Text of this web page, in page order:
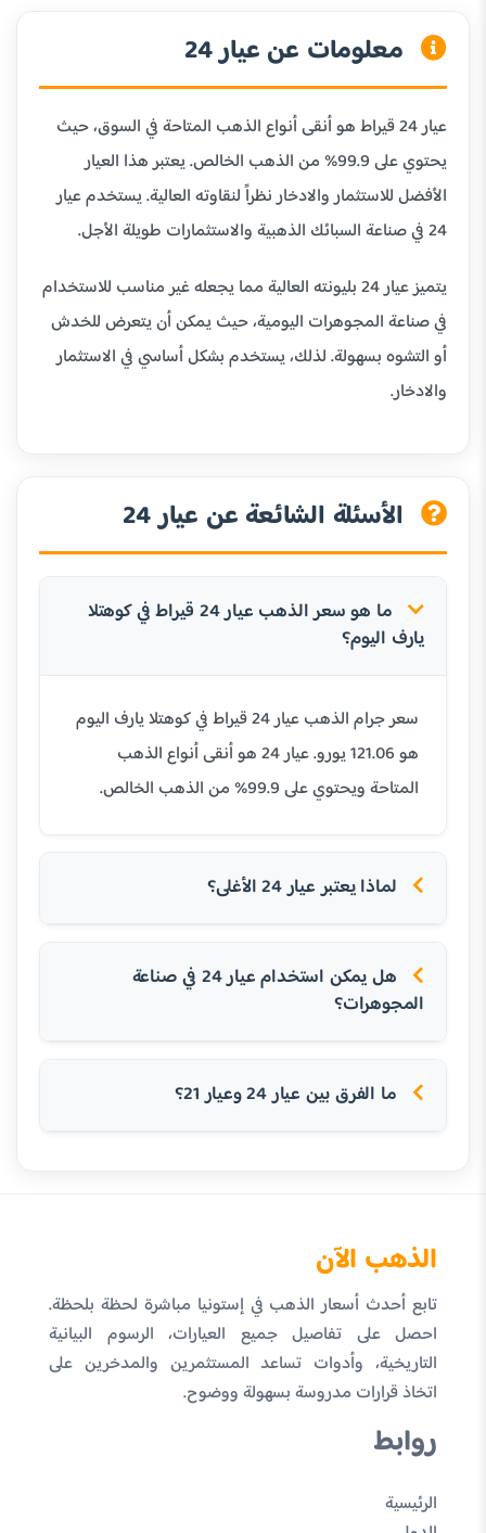
معلومات عن عيار 24
عيار 24 قيراط هو أنقى أنواع الذهب المتاحة في السوق، حيث
يحتوي على 99.9% من الذهب الخالص. يعتبر هذا العيار
الأفضل للاستثمار والادخار نظراً لنقاوته العالية. يستخدم عيار
24 في صناعة السبائك الذهبية والاستثمارات طويلة الأجل.
يتميز عيار 24 بليونته العالية مما يجعله غير مناسب للاستخدام
في صناعة المجوهرات اليومية، حيث يمكن أن يتعرض للخدش
أو التشوه بسهولة. لذلك، يستخدم بشكل أساسي في الاستثمار
والادخار.
الأسئلة الشائعة عن عيار 24
ما هو سعر الذهب عيار 24 قيراط في كوهتلا
يارف اليوم؟
سعر جرام الذهب عيار 24 قيراط في كوهتلا يارف اليوم
هو 121.06 يورو. عيار 24 هو أنقى أنواع الذهب
المتاحة ويحتوي على 99.9% من الذهب الخالص.
لماذا يعتبر عيار 24 الأغلى؟
هل يمكن استخدام عيار 24 في صناعة
المجوهرات؟
ما الفرق بين عيار 24 وعيار 21؟
الذهب الآن
تابع أحدث أسعار الذهب في إستونيا مباشرة لحظة بلحظة.
احصل على تفاصيل جميع العيارات، الرسوم البيانية
التاريخية، وأدوات تساعد المستثمرين والمدخرين على
اتخاذ قرارات مدروسة بسهولة ووضوح.
روابط
الرئيسية